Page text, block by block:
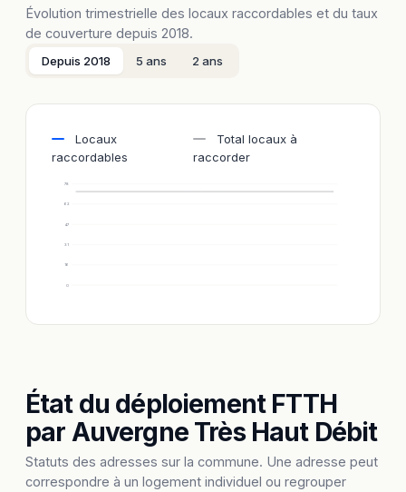
Évolution trimestrielle des locaux raccordables et du taux
de couverture depuis 2018.
Depuis 2018 5 ans 2 ans
Locaux
raccordables
Total locaux à
raccorder
0
16
31
47
62
78
État du déploiement FTTH
par Auvergne Très Haut Débit
Statuts des adresses sur la commune. Une adresse peut
correspondre à un logement individuel ou regrouper